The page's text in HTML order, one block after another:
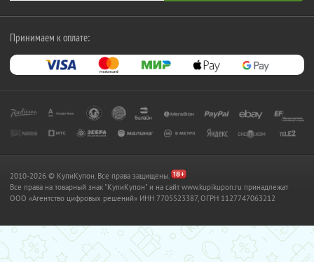
Принимаем к оплате:
2010-2026 © КупиКупон. Все права защищены.
Все права на товарный знак "КупиКупон" и на сайт www.kupikupon.ru принадлежат
OOO «Агентство цифровых решений» ИНН 7705523387, ОГРН 1127747063212